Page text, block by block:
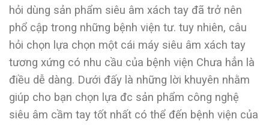
hỏi dùng sản phẩm siêu âm xách tay đã trở nên
phổ cập trong những bệnh viện tư. tuy nhiên, câu
hỏi chọn lựa chọn một cái máy siêu âm xách tay
tương xứng có nhu cầu của bệnh viện Chưa hẳn là
điều dễ dàng. Dưới đấy là những lời khuyên nhằm
giúp cho bạn chọn lựa đc sản phẩm công nghệ
siêu âm cầm tay tốt nhất có thể đến bệnh viện của